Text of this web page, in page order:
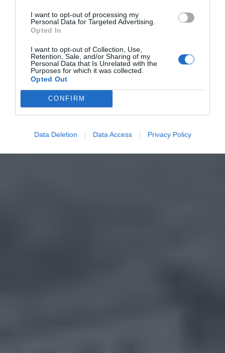
I want to opt-out of processing my
Personal Data for Targeted Advertising.
Opted In
I want to opt-out of Collection, Use,
Retention, Sale, and/or Sharing of my
Personal Data that Is Unrelated with the
Purposes for which it was collected.
Opted Out
CONFIRM
Data Deletion Data Access Privacy Policy